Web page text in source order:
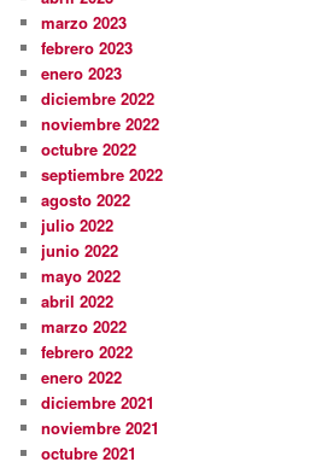
marzo 2023
febrero 2023
enero 2023
diciembre 2022
noviembre 2022
octubre 2022
septiembre 2022
agosto 2022
julio 2022
junio 2022
mayo 2022
abril 2022
marzo 2022
febrero 2022
enero 2022
diciembre 2021
noviembre 2021
octubre 2021